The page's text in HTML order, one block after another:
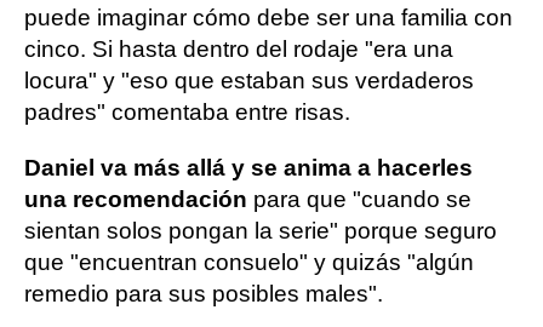
puede imaginar cómo debe ser una familia con
cinco. Si hasta dentro del rodaje "era una
locura" y "eso que estaban sus verdaderos
padres" comentaba entre risas.
Daniel va más allá y se anima a hacerles
una recomendación para que "cuando se
sientan solos pongan la serie" porque seguro
que "encuentran consuelo" y quizás "algún
remedio para sus posibles males".